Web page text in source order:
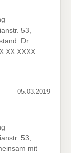
53,
Dr.
05.03.2019
53,
mit